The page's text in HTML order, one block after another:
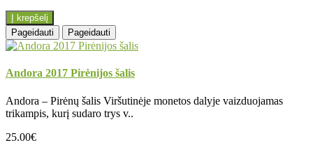
Į krepšelį
Pageidauti
Pageidauti
Andora 2017 Pirėnijos šalis
Andora – Pirėnų šalis Viršutinėje monetos dalyje vaizduojamas
trikampis, kurį sudaro trys v..
25.00€